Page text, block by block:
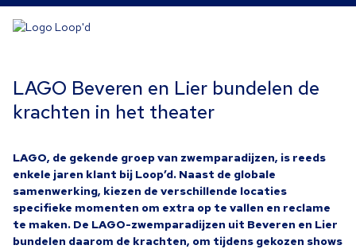
LAGO Beveren en Lier bundelen de
krachten in het theater
LAGO, de gekende groep van zwemparadijzen, is reeds
enkele jaren klant bij Loop’d. Naast de globale
samenwerking, kiezen de verschillende locaties
specifieke momenten om extra op te vallen en reclame
te maken. De LAGO-zwemparadijzen uit Beveren en Lier
bundelen daarom de krachten, om tijdens gekozen shows